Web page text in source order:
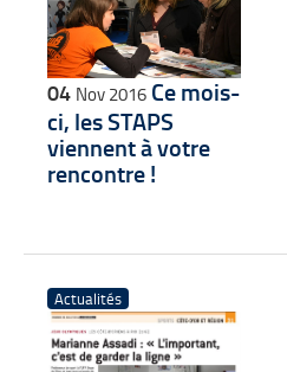
04 Nov 2016 Ce mois-
ci, les STAPS
viennent à votre
rencontre !
Actualités